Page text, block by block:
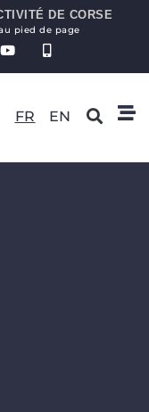
DE CORSE
pied de page
FR EN